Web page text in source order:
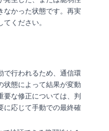
なかった状態です。再実
ください。
で行われるため、通信環
状態によって結果が変動
要な修正については、判
に応じて手動での最終確